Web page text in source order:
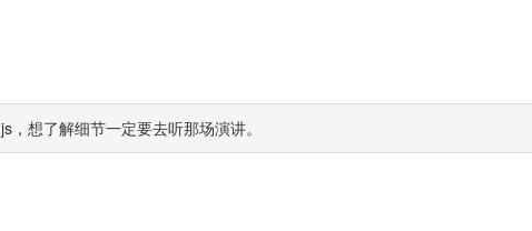
想了解细节一定要去听那场演讲。